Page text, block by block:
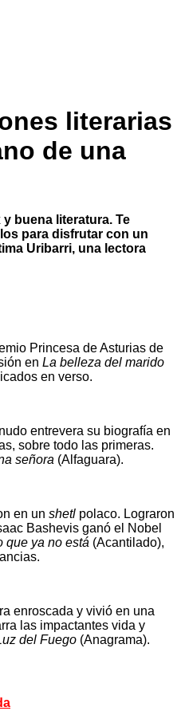
literarias
de una
buena literatura. Te
para disfrutar con un
Uribarri, una lectora
Princesa de Asturias de
en La belleza del marido
en verso.
entrevera su biografía en
sobre todo las primeras.
señora (Alfaguara).
en un shetl polaco. Lograron
Bashevis ganó el Nobel
que ya no está (Acantilado),
enroscada y vivió en una
las impactantes vida y
del Fuego (Anagrama).